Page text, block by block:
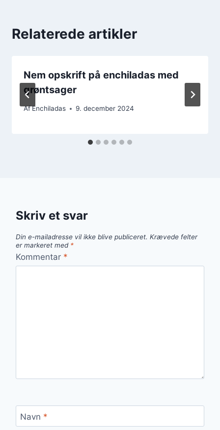
Relaterede artikler
Nem opskrift på enchiladas med
grøntsager
AfEnchiladas 9. december 2024
Skriv et svar
Din e-mailadresse vil ikke blive publiceret. Krævede felter
er markeret med *
Kommentar *
Navn *